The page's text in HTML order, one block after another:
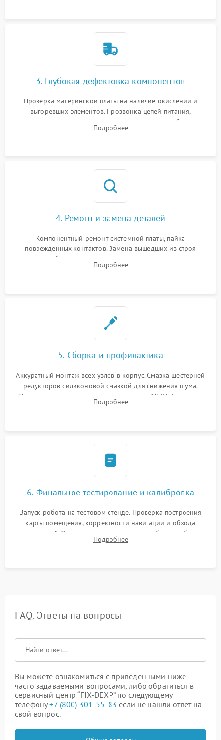
3. Глубокая дефектовка компонентов
Проверка материнской платы на наличие окислений и
выгоревших элементов. Прозвонка цепей питания,
тестирование приводных моторов колес и турбины
всасывания. Оценка состояния оптических и инфракрасных
Подробнее
4. Ремонт и замена деталей
Компонентный ремонт системной платы, пайка
поврежденных контактов. Замена вышедших из строя
двигателей, изношенного аккумулятора, неисправного
лидара или помпы подачи воды. Восстановление шлейфов и
Подробнее
5. Сборка и профилактика
Аккуратный монтаж всех узлов в корпус. Смазка шестерней
редукторов силиконовой смазкой для снижения шума.
Установка новых расходных материалов (HEPA-фильтров,
микрофибры, щеток). Надежная фиксация разъемов и
Подробнее
6. Финальное тестирование и калибровка
Запуск робота на тестовом стенде. Проверка построения
карты помещения, корректности навигации и обхода
препятствий. Оценка силы всасывания и работы турбины.
Тестирование автоматического возврата на док-станцию и
Подробнее
FAQ. Ответы на вопросы
Вы можете ознакомиться с приведенными ниже
часто задаваемыми вопросами, либо обратиться в
сервисный центр “FIX-DEXP” по следующему
телефону+7 (800) 301-55-83 если не нашли ответ на
свой вопрос.